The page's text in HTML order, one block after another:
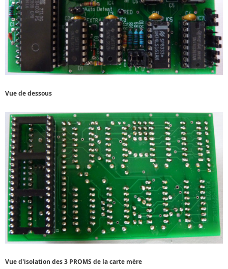
Vue de dessous
Vue d'isolation des 3 PROMS de la carte mère